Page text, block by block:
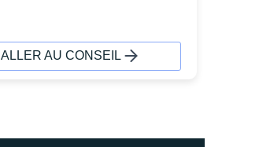
ALLER AU CONSEIL